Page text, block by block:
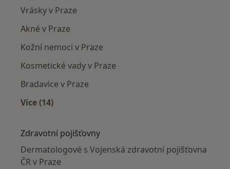
Vrásky v Praze
Akné v Praze
Kožní nemoci v Praze
Kosmetické vady v Praze
Bradavice v Praze
Více (14)
Zdravotní pojišťovny
Dermatologové s Vojenská zdravotní pojišťovna
ČR v Praze